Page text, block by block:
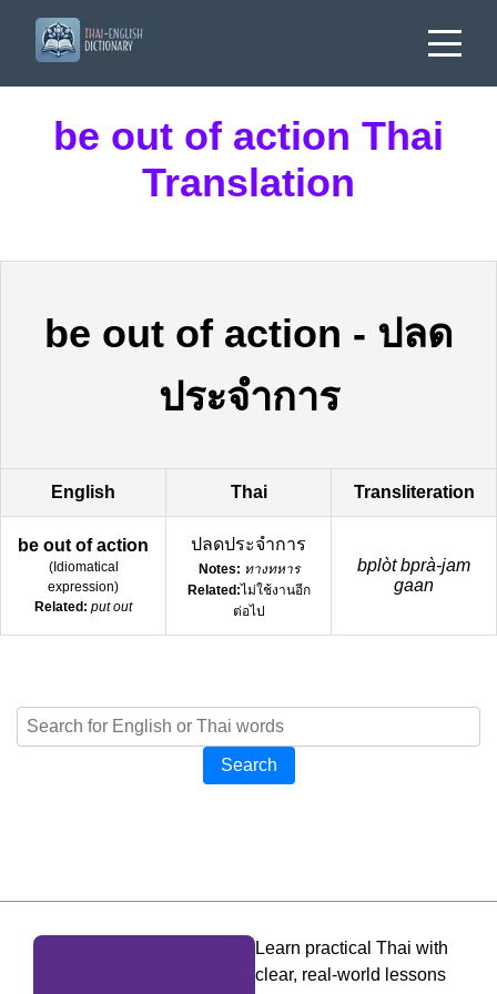
be out of action Thai
Translation
be out of action - ปลด
ประจำการ
English Thai Transliteration
be out of action
(Idiomatical
expression)
Related: put out
ปลดประจำการ
Notes: ทางทหาร
Related:ไม่ใช้งานอีก
ต่อไป
bplòt bprà-jam
gaan
Search
Learn practical Thai with
clear, real-world lessons